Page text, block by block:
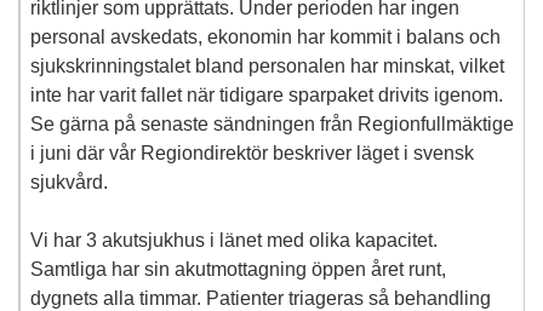
riktlinjer som upprättats. Under perioden har ingen
personal avskedats, ekonomin har kommit i balans och
sjukskrinningstalet bland personalen har minskat, vilket
inte har varit fallet när tidigare sparpaket drivits igenom.
Se gärna på senaste sändningen från Regionfullmäktige
i juni där vår Regiondirektör beskriver läget i svensk
sjukvård.
Vi har 3 akutsjukhus i länet med olika kapacitet.
Samtliga har sin akutmottagning öppen året runt,
dygnets alla timmar. Patienter triageras så behandling